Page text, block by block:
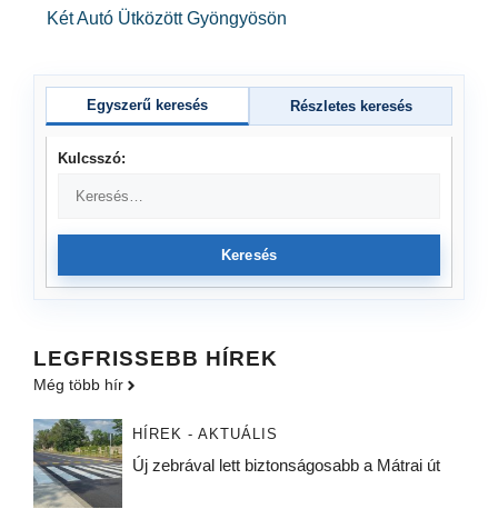
Két Autó Ütközött Gyöngyösön
Egyszerű keresés Részletes keresés
Kulcsszó:
Keresés
LEGFRISSEBB HÍREK
Még több hír
HÍREK - AKTUÁLIS
Új zebrával lett biztonságosabb a Mátrai út